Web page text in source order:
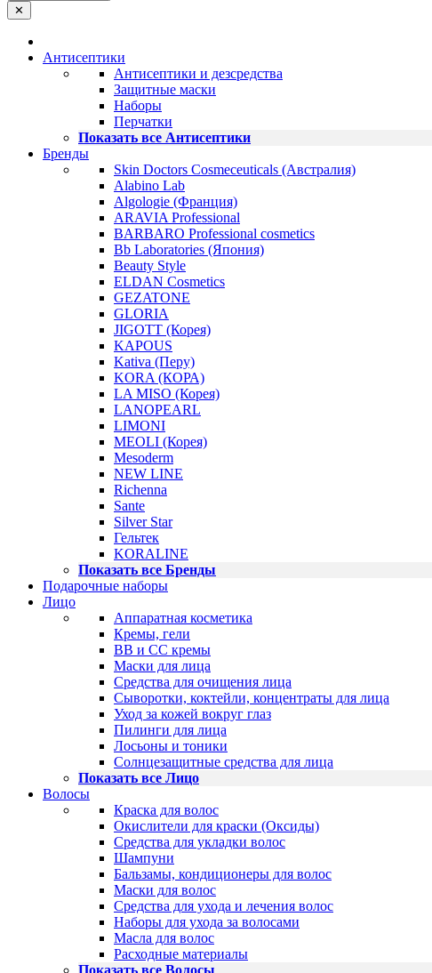
✕
Антисептики
Антисептики и дезсредства
Защитные маски
Наборы
Перчатки
Показать все Антисептики
Бренды
Skin Doctors Cosmeceuticals (Австралия)
Alabino Lab
Algologie (Франция)
ARAVIA Professional
BARBARO Professional cosmetics
Bb Laboratories (Япония)
Beauty Style
ELDAN Cosmetics
GEZATONE
GLORIA
JIGOTT (Корея)
KAPOUS
Kativa (Перу)
KORA (КОРА)
LA MISO (Корея)
LANOPEARL
LIMONI
MEOLI (Корея)
Mesoderm
NEW LINE
Richenna
Sante
Silver Star
Гельтек
KORALINE
Показать все Бренды
Подарочные наборы
Лицо
Аппаратная косметика
Кремы, гели
BB и CC кремы
Маски для лица
Средства для очищения лица
Сыворотки, коктейли, концентраты для лица
Уход за кожей вокруг глаз
Пилинги для лица
Лосьоны и тоники
Солнцезащитные средства для лица
Показать все Лицо
Волосы
Краска для волос
Окислители для краски (Оксиды)
Средства для укладки волос
Шампуни
Бальзамы, кондиционеры для волос
Маски для волос
Средства для ухода и лечения волос
Наборы для ухода за волосами
Масла для волос
Расходные материалы